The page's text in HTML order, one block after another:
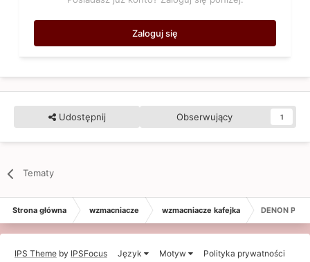
Zaloguj się
Udostępnij Obserwujący 1
Tematy
Strona główna wzmacniacze wzmacniacze kafejka DENON
IPS Theme by IPSFocus Język Motyw
Polityka prywatności